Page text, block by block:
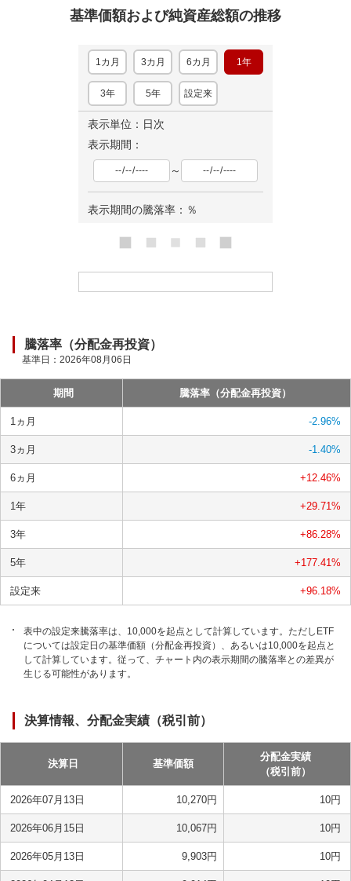
基準価額および純資産総額の推移
1カ月 3カ月 6カ月 1年
3年 5年 設定来
表示単位：日次
表示期間：
～
表示期間の騰落率： ％
騰落率（分配金再投資）
基準日： 2026年08月06日
期間 騰落率（分配金再投資）
1ヵ月 -2.96%
3ヵ月 -1.40%
6ヵ月 +12.46%
1年 +29.71%
3年 +86.28%
5年 +177.41%
設定来 +96.18%
表中の設定来騰落率は、10,000を起点として計算しています。ただしETF
については設定日の基準価額（分配金再投資）、あるいは10,000を起点と
して計算しています。従って、チャート内の表示期間の騰落率との差異が
生じる可能性があります。
決算情報、分配金実績（税引前）
決算日 基準価額
分配金実績
（税引前）
2026年07月13日 10,270円 10円
2026年06月15日 10,067円 10円
2026年05月13日 9,903円 10円